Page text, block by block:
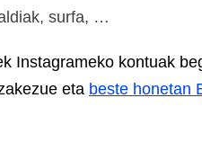
surfa, …
Instagrameko kontuak
eta beste honetan